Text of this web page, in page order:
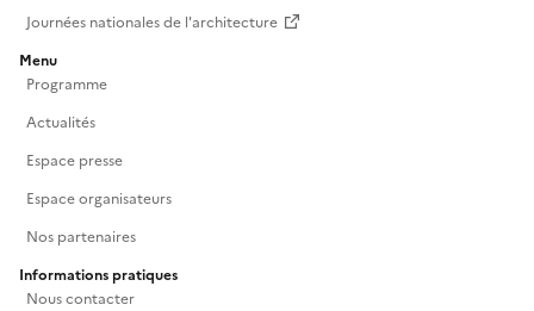
Journées nationales de l'architecture
Menu
Programme
Actualités
Espace presse
Espace organisateurs
Nos partenaires
Informations pratiques
Nous contacter